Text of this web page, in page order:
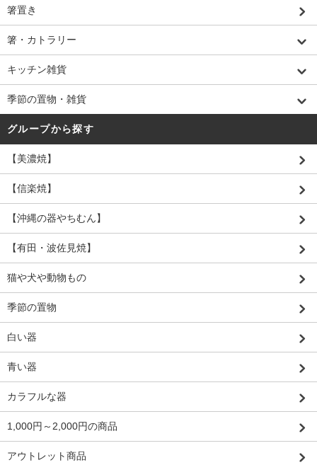
箸置き
箸・カトラリー
キッチン雑貨
季節の置物・雑貨
グループから探す
【美濃焼】
【信楽焼】
【沖縄の器やちむん】
【有田・波佐見焼】
猫や犬や動物もの
季節の置物
白い器
青い器
カラフルな器
1,000円～2,000円の商品
アウトレット商品